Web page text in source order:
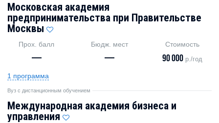
Московская академия
предпринимательства при Правительстве
Москвы
Прох. балл
—
Бюдж. мест
—
Стоимость
90 000 р./год
1 программа
Вуз с дистанционным обучением
Международная академия бизнеса и
управления